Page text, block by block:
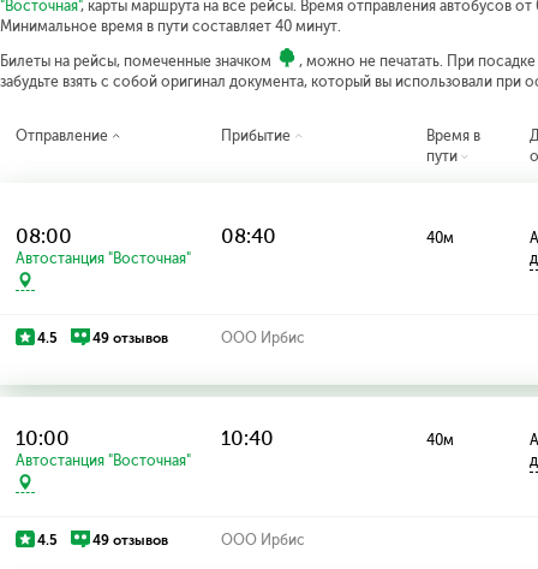
"Восточная", карты маршрута на все рейсы. Время отправления автобусов от
Минимальное время в пути составляет 40 минут.
Билеты на рейсы, помеченные значком
, можно не печатать. При
забудьте взять с собой оригинал документа, который вы использовали при
Отправление Прибытие
Время в
пути
08:00
Автостанция "Восточная"
08:40 40м
4.5 49 отзывов ООО Ирбис
10:00
Автостанция "Восточная"
10:40 40м
4.5 49 отзывов ООО Ирбис